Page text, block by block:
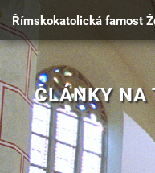
Římskokatolická farnost
ČLÁNKY NA